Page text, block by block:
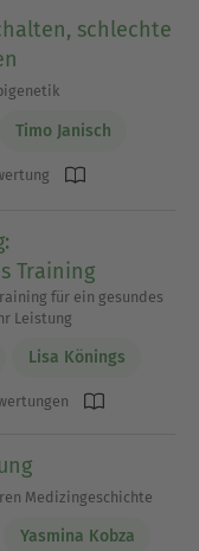
schlechte
Timo Janisch
Training
für ein gesundes
Leistung
Lisa Könings
Medizingeschichte
Yasmina Kobza